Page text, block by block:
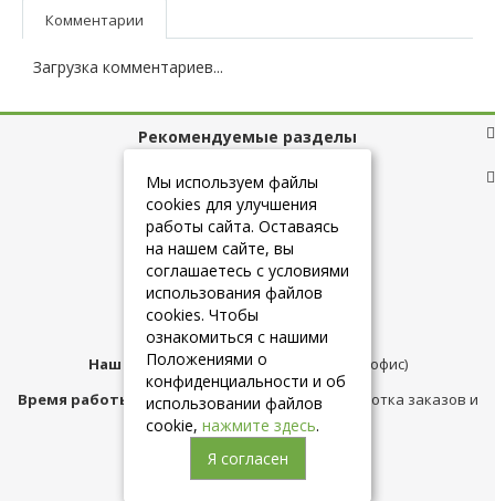
Комментарии
Загрузка комментариев...
Рекомендуемые разделы
Полезные ссылки
+7 (925) 084-10-60
Наш адрес:Москва,ул.Плещеева д.12 (офис)
Время работы магазина:с 10:00 до 21:00 (обработка заказов и
консультация)
Мы используем файлы
cookies для улучшения
работы сайта. Оставаясь
на нашем сайте, вы
соглашаетесь с условиями
использования файлов
cookies. Чтобы
ознакомиться с нашими
Положениями о
конфиденциальности и об
использовании файлов
cookie, нажмите здесь.
Я согласен